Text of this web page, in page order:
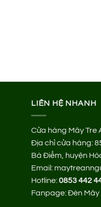
LIÊN HỆ NHANH
Cửa hàng Mây Tre
Địa chỉ cửa hàng:
Bà Điểm, huyện
Email:
Hotline:0853 442
Fanpage:Đèn Mây